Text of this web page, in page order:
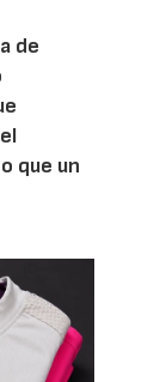
de
que un